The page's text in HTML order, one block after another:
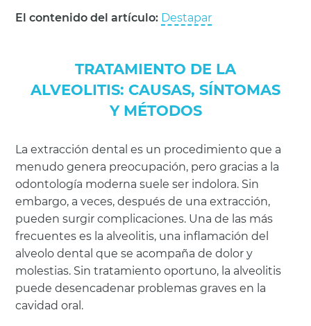
El contenido del artículo: Destapar
TRATAMIENTO DE LA
ALVEOLITIS: CAUSAS, SÍNTOMAS
Y MÉTODOS
La extracción dental es un procedimiento que a
menudo genera preocupación, pero gracias a la
odontología moderna suele ser indolora. Sin
embargo, a veces, después de una extracción,
pueden surgir complicaciones. Una de las más
frecuentes es la alveolitis, una inflamación del
alveolo dental que se acompaña de dolor y
molestias. Sin tratamiento oportuno, la alveolitis
puede desencadenar problemas graves en la
cavidad oral.